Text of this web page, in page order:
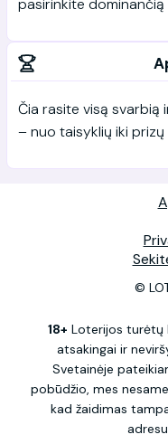
pasirinkite
Čia rasite visą svarbią
– nuo taisyklių iki
©
18+ Loterijos turėtų
atsakingai ir
Svetainėje
pobūdžio, mes
kad žaidimas
adresu